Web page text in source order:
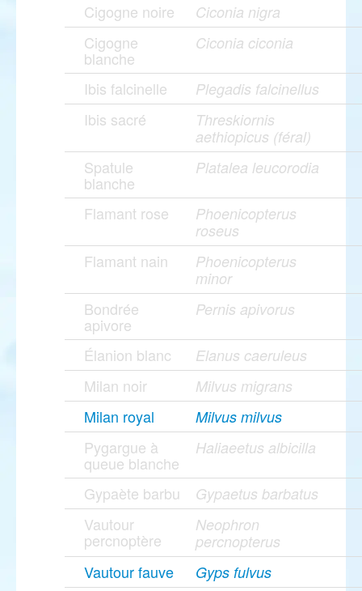
Cigogne noire Ciconia nigra
Cigogne
blanche
Ciconia ciconia
Ibis falcinelle Plegadis falcinellus
Ibis sacré
Threskiornis
aethiopicus (féral)
Spatule
blanche
Platalea leucorodia
Flamant rose
Phoenicopterus
roseus
Flamant nain
Phoenicopterus
minor
Bondrée
apivore
Pernis apivorus
Élanion blanc Elanus caeruleus
Milan noir Milvus migrans
Milan royal Milvus milvus
Pygargue à
queue blanche
Haliaeetus albicilla
Gypaète barbu Gypaetus barbatus
Vautour
percnoptère
Neophron
percnopterus
Vautour fauve Gyps fulvus